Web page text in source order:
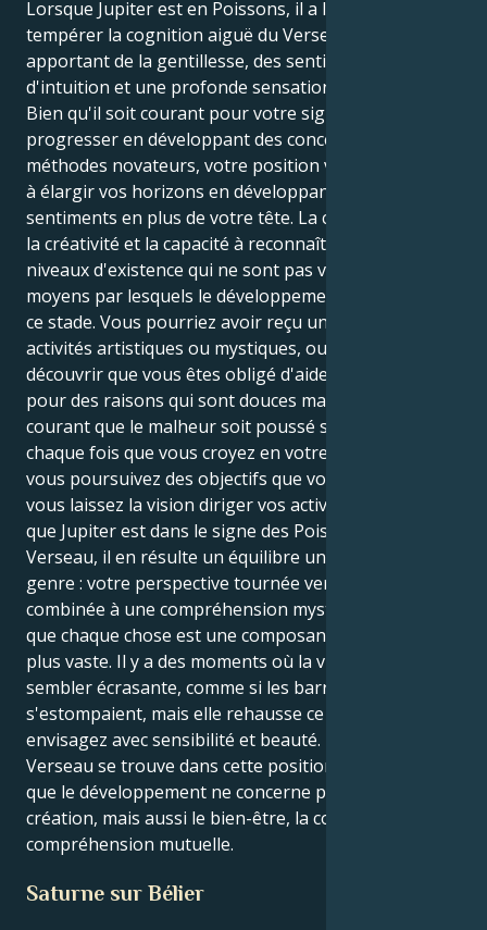
Lorsque Jupiter est en Poissons, il a la capacité de
tempérer la cognition aiguë du Verseau en
apportant de la gentillesse, des sentiments
d'intuition et une profonde sensation de connexion.
Bien qu'il soit courant pour votre signe de chercher à
progresser en développant des concepts et des
méthodes novateurs, votre position vous encourage
à élargir vos horizons en développant vos
sentiments en plus de votre tête. La compréhension,
la créativité et la capacité à reconnaître les différents
niveaux d'existence qui ne sont pas visibles sont les
moyens par lesquels le développement se produit à
ce stade. Vous pourriez avoir reçu un appel à des
activités artistiques ou mystiques, ou vous pourriez
découvrir que vous êtes obligé d'aider quelqu'un
pour des raisons qui sont douces mais fortes. Il est
courant que le malheur soit poussé sur votre chemin
chaque fois que vous croyez en votre intuition, que
vous poursuivez des objectifs que vous avez, ou que
vous laissez la vision diriger vos activités pendant
que Jupiter est dans le signe des Poissons. Pour le
Verseau, il en résulte un équilibre unique en son
genre : votre perspective tournée vers l'avenir est
combinée à une compréhension mystérieuse du fait
que chaque chose est une composante d'une image
plus vaste. Il y a des moments où la vibration peut
sembler écrasante, comme si les barrières
s'estompaient, mais elle rehausse ce que vous
envisagez avec sensibilité et beauté. Lorsque le
Verseau se trouve dans cette position, on lui rappelle
que le développement ne concerne pas seulement la
création, mais aussi le bien-être, la compassion et la
compréhension mutuelle.
Saturne sur Bélier